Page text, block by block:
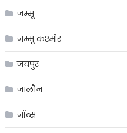
जम्मू
जम्मू कश्मीर
जयपुर
जालौन
जॉब्स